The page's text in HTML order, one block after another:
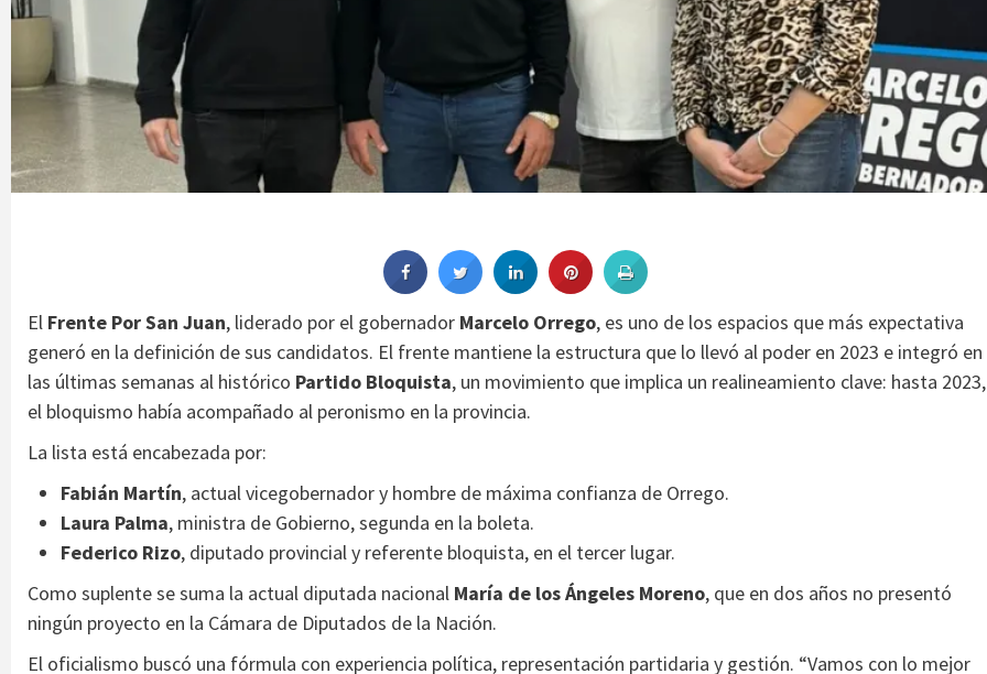
El Frente Por San Juan, liderado por el gobernador Marcelo Orrego, es uno de los espacios que más expectativa
generó en la definición de sus candidatos. El frente mantiene la estructura que lo llevó al poder en 2023 e integró en
las últimas semanas al histórico Partido Bloquista, un movimiento que implica un realineamiento clave: hasta 2023,
el bloquismo había acompañado al peronismo en la provincia.
La lista está encabezada por:
Fabián Martín, actual vicegobernador y hombre de máxima confianza de Orrego.
Laura Palma, ministra de Gobierno, segunda en la boleta.
Federico Rizo, diputado provincial y referente bloquista, en el tercer lugar.
Como suplente se suma la actual diputada nacional María de los Ángeles Moreno, que en dos años no presentó
ningún proyecto en la Cámara de Diputados de la Nación.
El oficialismo buscó una fórmula con experiencia política, representación partidaria y gestión. “Vamos con lo mejor